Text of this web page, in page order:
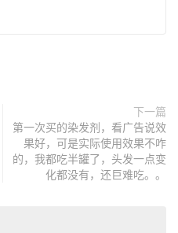
下一篇
第一次买的染发剂，看广告说效
果好，可是实际使用效果不咋
的，我都吃半罐了，头发一点变
化都没有，还巨难吃。。